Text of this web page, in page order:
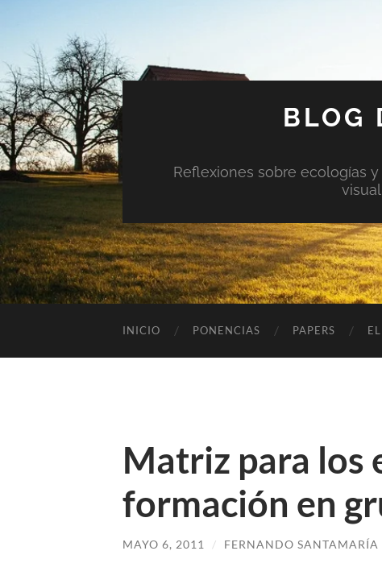
BLOG
Reflexiones sobre ecologías
INICIO PONENCIAS PAPERS
Matriz para los
formación en
MAYO 6, 2011 / FERNANDO SANTAMARÍA